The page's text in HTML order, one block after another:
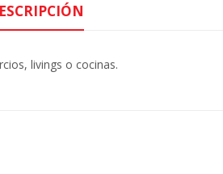
livings o cocinas.